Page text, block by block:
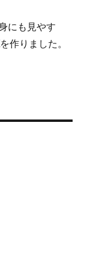
にも見やす
作りました。